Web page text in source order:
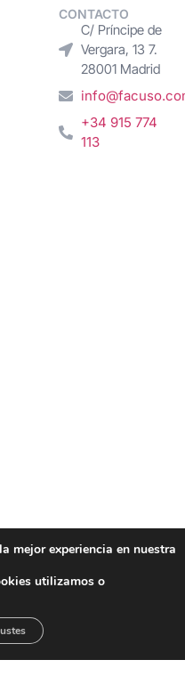
CONTACTO
C/ Príncipe de
Vergara, 13 7.
28001 Madrid
+34 915 774
113
mejor experiencia en nuestra
utilizamos o